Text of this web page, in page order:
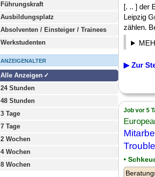
Führungskraft
Ausbildungsplatz
Absolventen / Einsteiger / Trainees
Werkstudenten
ANZEIGENALTER
Alle Anzeigen
24 Stunden
48 Stunden
3 Tage
7 Tage
2 Wochen
4 Wochen
8 Wochen
[. .. ] der
Leipzig
zählen.
▶ Zur
Job vor 5
•